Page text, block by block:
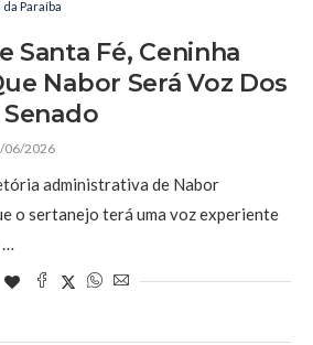
Paraíba
Santa Fé, Ceninha
Nabor Será Voz Dos
06/2026
administrativa de Nabor
o sertanejo terá uma voz experiente
…